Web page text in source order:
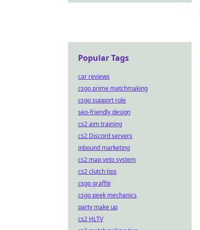
Popular Tags
car reviews
csgo prime matchmaking
csgo support role
seo-friendly design
cs2 aim training
cs2 Discord servers
inbound marketing
cs2 map veto system
cs2 clutch tips
csgo graffiti
csgo peek mechanics
party make up
cs2 HLTV